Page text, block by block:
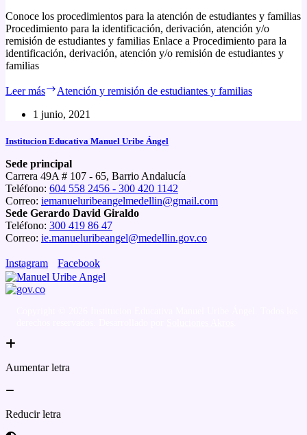
Conoce los procedimientos para la atención de estudiantes y familias
Procedimiento para la identificación, derivación, atención y/o
remisión de estudiantes y familias Enlace a Procedimiento para la
identificación, derivación, atención y/o remisión de estudiantes y
familias
Leer más
Atención y remisión de estudiantes y familias
1 junio, 2021
Institucion Educativa Manuel Uribe Ángel
Sede principal
Carrera 49A # 107 - 65, Barrio Andalucía
Teléfono: 604 558 2456 - 300 420 1142
Correo: iemanueluribeangelmedellin@gmail.com
Sede Gerardo David Giraldo
Teléfono: 300 419 86 47
Correo: ie.manueluribeangel@medellin.gov.co
Instagram Facebook
Aumentar letra
Reducir letra